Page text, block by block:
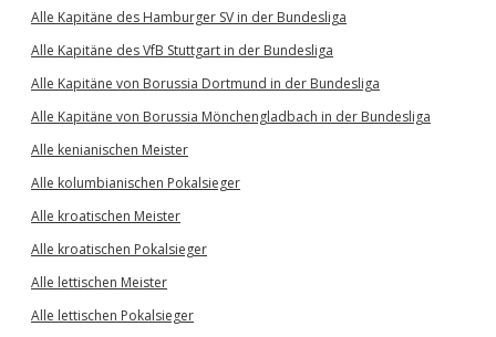
Alle Kapitäne des Hamburger SV in der Bundesliga
Alle Kapitäne des VfB Stuttgart in der Bundesliga
Alle Kapitäne von Borussia Dortmund in der Bundesliga
Alle Kapitäne von Borussia Mönchengladbach in der Bundesliga
Alle kenianischen Meister
Alle kolumbianischen Pokalsieger
Alle kroatischen Meister
Alle kroatischen Pokalsieger
Alle lettischen Meister
Alle lettischen Pokalsieger